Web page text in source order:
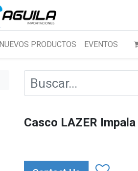
NUEVOS PRODUCTOS EVENTOS
Casco LAZER